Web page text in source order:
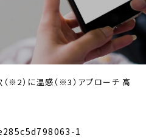
（※2）に温感（※3）アプローチ 高
1